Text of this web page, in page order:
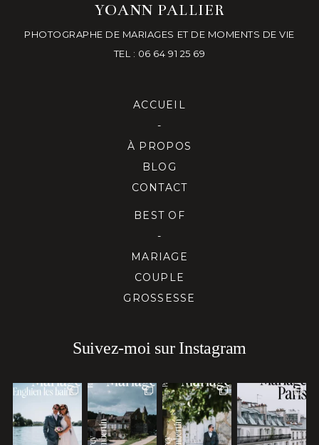
YOANN PALLIER
PHOTOGRAPHE DE MARIAGES ET DE MOMENTS DE VIE
TEL : 06 64 91 25 69
ACCUEIL
-
À PROPOS
BLOG
CONTACT
BEST OF
-
MARIAGE
COUPLE
GROSSESSE
Suivez-moi sur Instagram